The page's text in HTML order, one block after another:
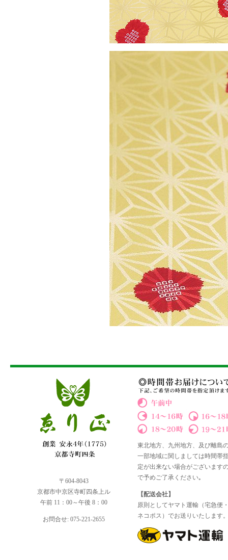
〒604-8043
京都市中京区寺町四条上ル
午前 11：00～午後 8：00
お問合せ: 075-221-2655
東北地方、九州地方、及び離島
一部地域に関しましては時間帯
定が出来ない場合がございます
で予めご了承ください｡
【配送会社】
原則としてヤマト運輸（宅急便
ネコポス）でお送りいたします